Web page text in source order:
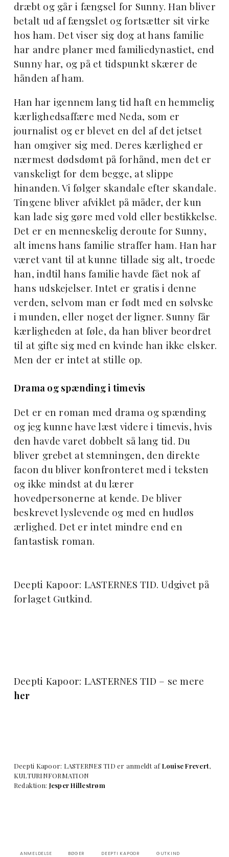
dræbt og går i fængsel for Sunny. Han bliver
betalt ud af fængslet og fortsætter sit virke
hos ham. Det viser sig dog at hans familie
har andre planer med familiedynastiet, end
Sunny har, og på et tidspunkt skærer de
hånden af ham.
Han har igennem lang tid haft en hemmelig
kærlighedsaffære med Neda, som er
journalist og er blevet en del af det jetset
han omgiver sig med. Deres kærlighed er
nærmest dødsdømt på forhånd, men det er
vanskeligt for dem begge, at slippe
hinanden. Vi følger skandale efter skandale.
Tingene bliver afviklet på måder, der kun
kan lade sig gøre med vold eller bestikkelse.
Det er en menneskelig deroute for Sunny,
alt imens hans familie straffer ham. Han har
været vant til at kunne tillade sig alt, troede
han, indtil hans familie havde fået nok af
hans udskejelser. Intet er gratis i denne
verden, selvom man er født med en sølvske
i munden, eller noget der ligner. Sunny får
kærligheden at føle, da han bliver beordret
til at gifte sig med en kvinde han ikke elsker.
Men der er intet at stille op.
Drama og spænding i timevis
Det er en roman med drama og spænding
og jeg kunne have læst videre i timevis, hvis
den havde varet dobbelt så lang tid. Du
bliver grebet at stemningen, den direkte
facon du bliver konfronteret med i teksten
og ikke mindst at du lærer
hovedpersonerne at kende. De bliver
beskrevet lyslevende og med en hudløs
ærlighed. Det er intet mindre end en
fantastisk roman.
Deepti Kapoor: LASTERNES TID. Udgivet på
forlaget Gutkind.
Deepti Kapoor: LASTERNES TID – se mere
her
Deepti Kapoor: LASTERNES TID er anmeldt afLouise Frevert,
KULTURINFORMATION
Redaktion: Jesper Hillestrøm
ANMELDELSE BØGER DEEPTI KAPOOR GUTKIND